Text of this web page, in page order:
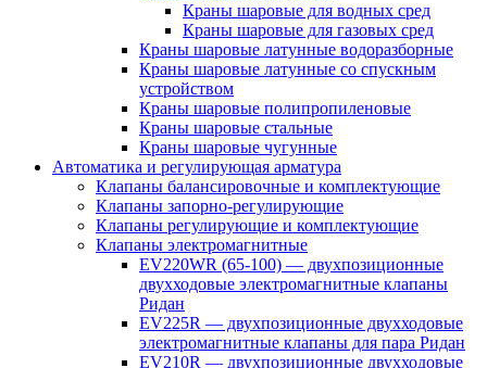
Краны шаровые для водных сред
Краны шаровые для газовых сред
Краны шаровые латунные водоразборные
Краны шаровые латунные со спускным
устройством
Краны шаровые полипропиленовые
Краны шаровые стальные
Краны шаровые чугунные
Автоматика и регулирующая арматура
Клапаны балансировочные и комплектующие
Клапаны запорно-регулирующие
Клапаны регулирующие и комплектующие
Клапаны электромагнитные
EV220WR (65-100) — двухпозиционные
двухходовые электромагнитные клапаны
Ридан
EV225R — двухпозиционные двухходовые
электромагнитные клапаны для пара Ридан
EV210R — двухпозиционные двухходовые